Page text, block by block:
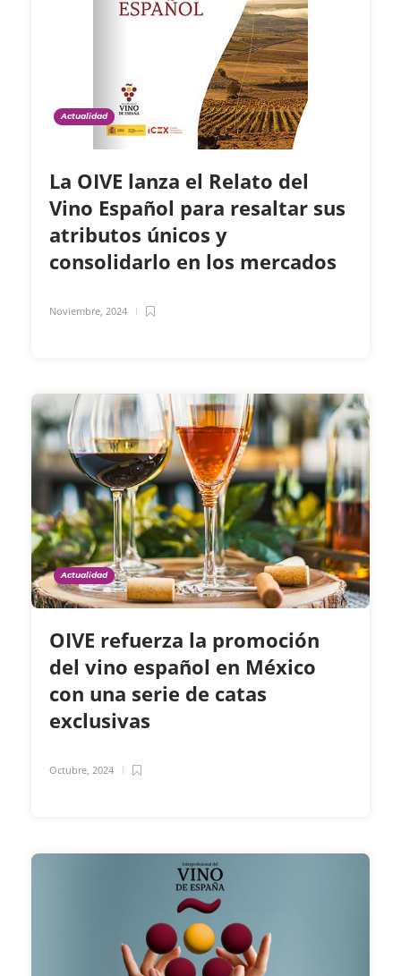
Actualidad
La OIVE lanza el Relato del
Vino Español para resaltar sus
atributos únicos y
consolidarlo en los mercados
Noviembre, 2024
Actualidad
OIVE refuerza la promoción
del vino español en México
con una serie de catas
exclusivas
Octubre, 2024